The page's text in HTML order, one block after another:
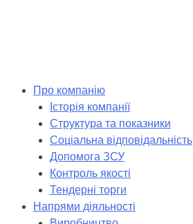
Про компанію
Історія компанії
Структура та показники
Соціальна відповідальність
Допомога ЗСУ
Контроль якості
Тендерні торги
Напрями діяльності